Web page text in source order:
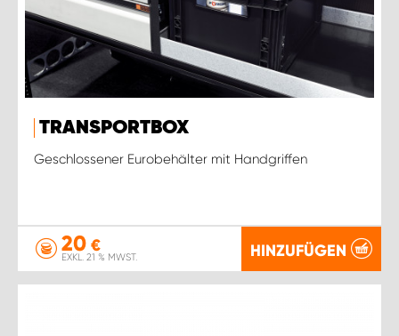
TRANSPORTBOX
Geschlossener Eurobehälter mit Handgriffen
20 €
EXKL. 21 % MWST. HINZUFÜGEN